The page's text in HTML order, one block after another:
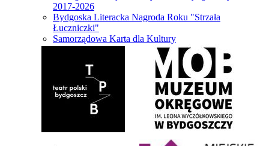
2017-2026
Bydgoska Literacka Nagroda Roku "Strzała
Łuczniczki"
Samorządowa Karta dla Kultury